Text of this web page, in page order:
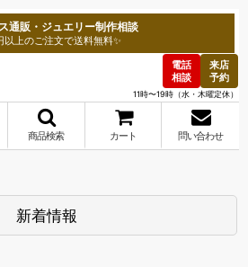
通販・ジュエリー制作相談
以上のご注文で送料無料✨
電話
相談
来店
予約
11時〜19時（水・木曜定休）
商品検索 カート 問い合わせ
新着情報